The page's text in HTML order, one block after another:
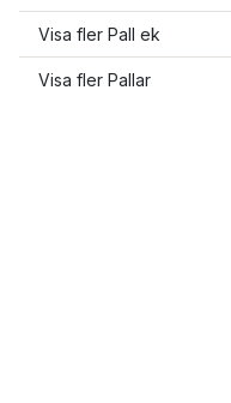
Visa fler Pall ek
Visa fler Pallar